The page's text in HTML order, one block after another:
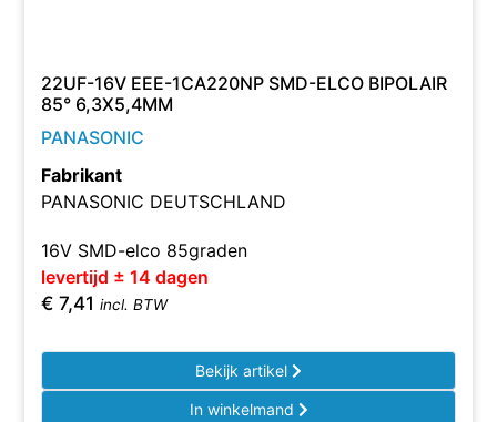
22UF-16V EEE-1CA220NP SMD-ELCO BIPOLAIR
85° 6,3X5,4MM
PANASONIC
Fabrikant
PANASONIC DEUTSCHLAND
16V SMD-elco 85graden
levertijd ± 14 dagen
€ 7,41 incl. BTW
Bekijk artikel
In winkelmand